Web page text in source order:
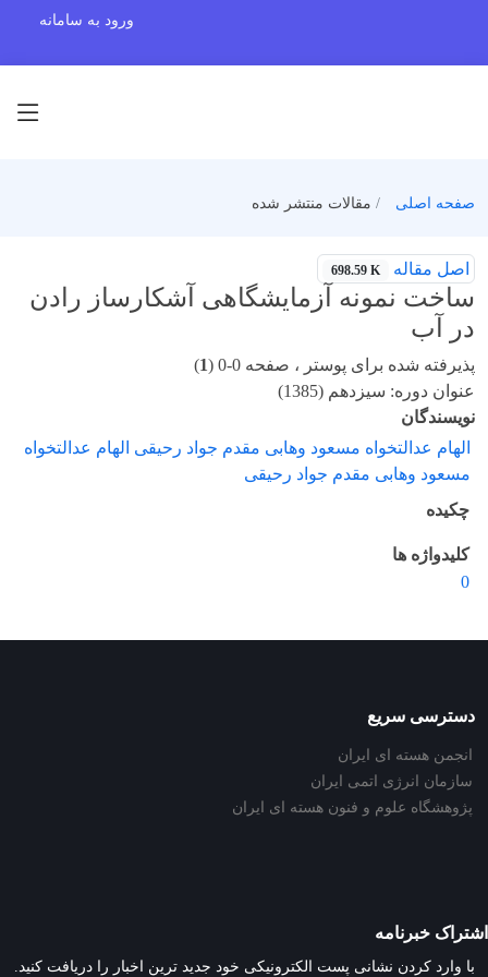
ورود به سامانه
صفحه اصلی مقالات منتشر شده
اصل مقاله 698.59 K
ساخت نمونه آزمایشگاهی آشکارساز رادن
در آب
پذیرفته شده برای پوستر ، صفحه 0-0 ( 1
)
عنوان دوره: سیزدهم (1385)
نویسندگان
الهام عدالتخواه مسعود وهابی مقدم جواد رحیقی الهام عدالتخواه
مسعود وهابی مقدم جواد رحیقی
چکیده
کلیدواژه ها
0
دسترسی سریع
انجمن هسته ای ایران
سازمان انرژی اتمی ایران
پژوهشگاه علوم و فنون هسته ای ایران
اشتراک خبرنامه
با وارد کردن نشانی پست الکترونیکی خود جدید ترین اخبار را دریافت کنید.